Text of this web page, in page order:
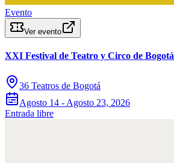
Evento
Ver evento
XXI Festival de Teatro y Circo de Bogotá
36 Teatros de Bogotá
Agosto 14 - Agosto 23, 2026
Entrada libre